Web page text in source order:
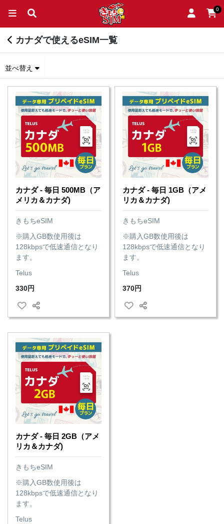
0
カナダで使えるeSIM一覧
並べ替え
カナダ - 毎日 500MB（ア
メリカ＆カナダ)
きもちeSIM
※購入GB数使用後は
128kbpsで低速通信となり
ます。
Telus
330円
カナダ - 毎日 1GB（アメ
リカ＆カナダ)
きもちeSIM
※購入GB数使用後は
128kbpsで低速通信となり
ます。
Telus
370円
カナダ - 毎日 2GB（アメ
リカ＆カナダ)
きもちeSIM
※購入GB数使用後は
128kbpsで低速通信となり
ます。
Telus